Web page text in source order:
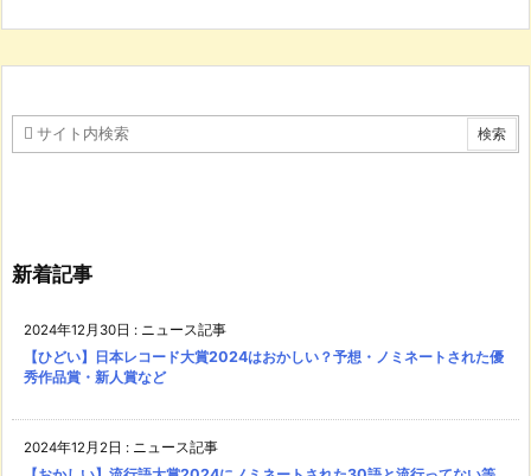
新着記事
2024年12月30日 : ニュース記事
【ひどい】日本レコード大賞2024はおかしい？予想・ノミネートされた優
秀作品賞・新人賞など
2024年12月2日 : ニュース記事